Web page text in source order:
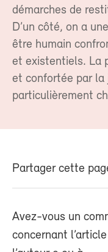
démarches de
D’un côté, on a
être humain
et existentiels. La
et confortée par la
particulièrement
Partager cette
Avez-vous un
concernant